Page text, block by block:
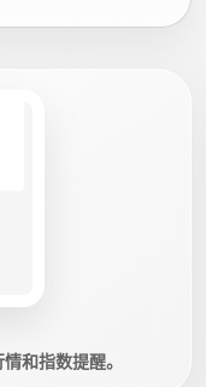
和指数提醒。